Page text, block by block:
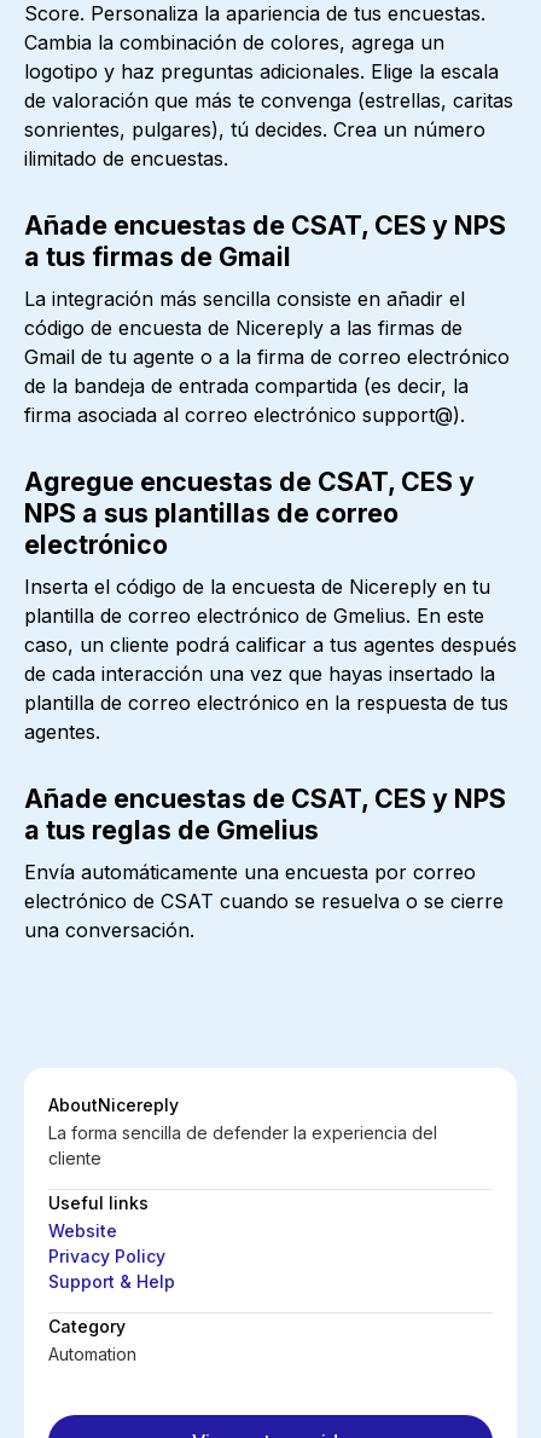
Score. Personaliza la apariencia de tus encuestas.
Cambia la combinación de colores, agrega un
logotipo y haz preguntas adicionales. Elige la escala
de valoración que más te convenga (estrellas, caritas
sonrientes, pulgares), tú decides. Crea un número
ilimitado de encuestas.
Añade encuestas de CSAT, CES y NPS
a tus firmas de Gmail
La integración más sencilla consiste en añadir el
código de encuesta de Nicereply a las firmas de
Gmail de tu agente o a la firma de correo electrónico
de la bandeja de entrada compartida (es decir, la
firma asociada al correo electrónico support@).
Agregue encuestas de CSAT, CES y
NPS a sus plantillas de correo
electrónico
Inserta el código de la encuesta de Nicereply en tu
plantilla de correo electrónico de Gmelius. En este
caso, un cliente podrá calificar a tus agentes después
de cada interacción una vez que hayas insertado la
plantilla de correo electrónico en la respuesta de tus
agentes.
Añade encuestas de CSAT, CES y NPS
a tus reglas de Gmelius
Envía automáticamente una encuesta por correo
electrónico de CSAT cuando se resuelva o se cierre
una conversación.
AboutNicereply
La forma sencilla de defender la experiencia del
cliente
Useful links
Website
Privacy Policy
Support & Help
Category
Automation